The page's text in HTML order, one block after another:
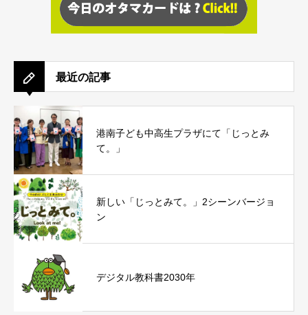
最近の記事
港南子ども中高生プラザにて「じっとみ
て。」
新しい「じっとみて。」2シーンバージョ
ン
デジタル教科書2030年